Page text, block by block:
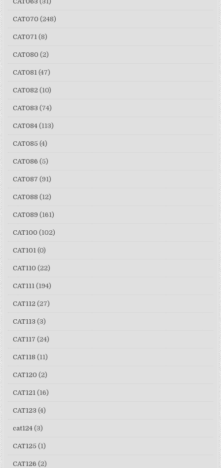
CAT070 (248)
CAT071 (8)
CAT080 (2)
CAT081 (47)
CAT082 (10)
CAT083 (74)
CAT084 (113)
CAT085 (4)
CAT086 (5)
CAT087 (91)
CAT088 (12)
CAT089 (161)
CAT100 (102)
CAT101 (0)
CAT110 (22)
CAT111 (194)
CAT112 (27)
CAT113 (3)
CAT117 (24)
CAT118 (11)
CAT120 (2)
CAT121 (16)
CAT123 (4)
cat124 (3)
CAT125 (1)
CAT126 (2)